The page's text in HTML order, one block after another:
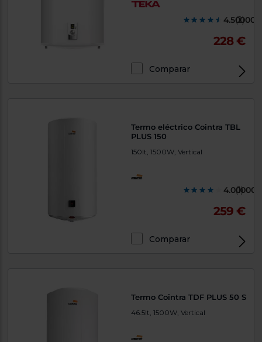
(2)
228 €
Comparar
Termo eléctrico Cointra TBL
PLUS 150
150lt, 1500W, Vertical
(1)
259 €
Comparar
Termo Cointra TDF PLUS 50 S
46.5lt, 1500W, Vertical